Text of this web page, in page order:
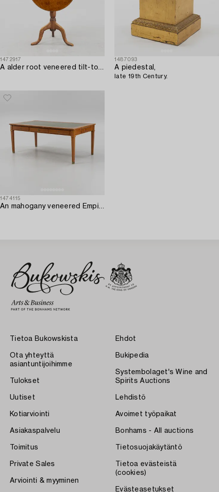
1472917
A alder root veneered tilt-top table by Jacob Sjölin 1767-1785.
1487093
A piedestal,
late 19th Century.
1474115
An mahogany veneered Empire style library table by Lorentz Wilhelm Lundelius Stockholm 1818-1857.
Tietoa Bukowskista
Ota yhteyttä
asiantuntijoihimme
Tulokset
Uutiset
Kotiarviointi
Asiakaspalvelu
Toimitus
Private Sales
Arviointi & myyminen
Ehdot
Bukipedia
Systembolaget's Wine and
Spirits Auctions
Lehdistö
Avoimet työpaikat
Bonhams - All auctions
Tietosuojakäytäntö
Tietoa evästeistä
(cookies)
Evästeasetukset